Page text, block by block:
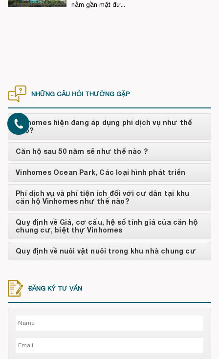
nằm gần mặt đư...
NHỮNG CÂU HỎI THƯỜNG GẶP
Vinhomes hiện đang áp dụng phí dịch vụ như thế
nào?
Căn hộ sau 50 năm sẽ như thế nào ?
Vinhomes Ocean Park, Các loại hình phát triển
Phí dịch vụ và phí tiện ích đối với cư dân tại khu
căn hộ Vinhomes như thế nào?
Quy định về Giá, cơ cấu, hệ số tính giá của căn hộ
chung cư, biệt thự Vinhomes
Quy định về nuôi vật nuôi trong khu nhà chung cư
ĐĂNG KÝ TƯ VẤN